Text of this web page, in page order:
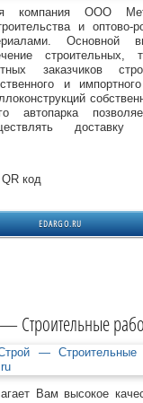
компания ООО
и оптово-
Основной
строительных,
заказчиков
и
автопарка
QR код
EDARGO.RU
Строительные
Вам высокое